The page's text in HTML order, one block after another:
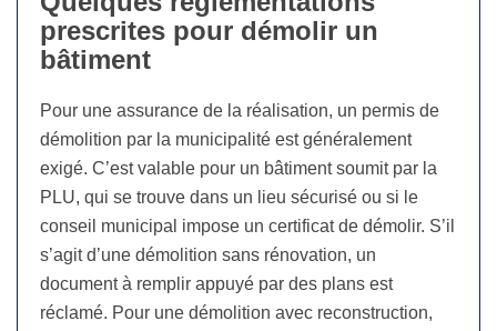
prescrites pour démolir un
bâtiment
Pour une assurance de la réalisation, un permis de
démolition par la municipalité est généralement
exigé. C’est valable pour un bâtiment soumit par la
PLU, qui se trouve dans un lieu sécurisé ou si le
conseil municipal impose un certificat de démolir. S’il
s’agit d’une démolition sans rénovation, un
document à remplir appuyé par des plans est
réclamé. Pour une démolition avec reconstruction,